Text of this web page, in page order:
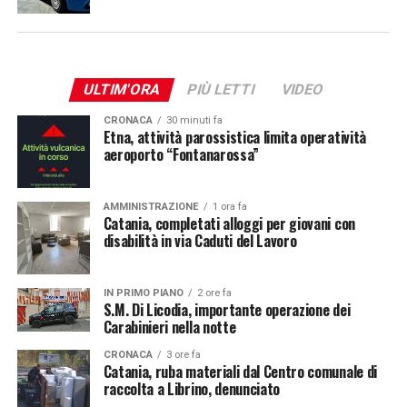
ULTIM'ORA PIÙ LETTI VIDEO
CRONACA 30 minuti fa
Etna, attività parossistica limita operatività
aeroporto “Fontanarossa”
AMMINISTRAZIONE 1 ora fa
Catania, completati alloggi per giovani con
disabilità in via Caduti del Lavoro
IN PRIMO PIANO 2 ore fa
S.M. Di Licodia, importante operazione dei
Carabinieri nella notte
CRONACA 3 ore fa
Catania, ruba materiali dal Centro comunale di
raccolta a Librino, denunciato